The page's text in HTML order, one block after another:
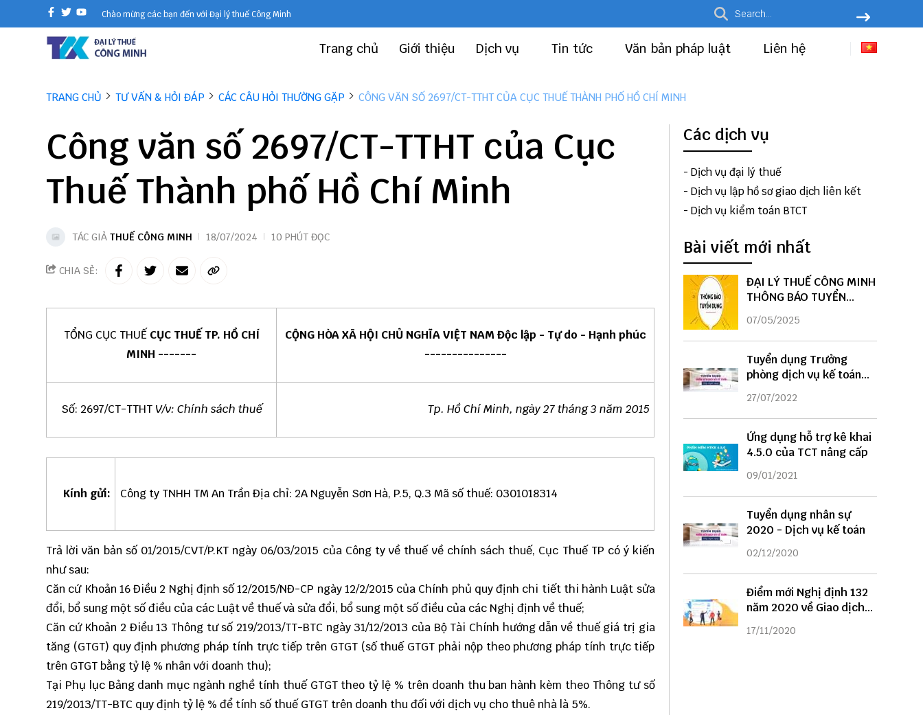
Chào mừng các bạn đến với Đại lý thuế Công Minh
Trang chủ Giới thiệu Dịch vụ Tin tức Văn bản pháp luật Liên hệ
TRANG CHỦ TƯ VẤN & HỎI ĐÁP CÁC CÂU HỎI THƯỜNG GẶP CÔNG VĂN SỐ 2697/CT-TTHT CỦA CỤC THUẾ THÀNH PHỐ HỒ CHÍ MINH
Công văn số 2697/CT-TTHT của Cục
Thuế Thành phố Hồ Chí Minh
TÁC GIẢ THUẾ CÔNG MINH 18/07/2024 10 PHÚT ĐỌC
CHIA SẺ:
TỔNG CỤC THUẾ CỤC THUẾ TP. HỒ CHÍ
MINH -------
CỘNG HÒA XÃ HỘI CHỦ NGHĨA VIỆT NAM Độc lập - Tự do - Hạnh phúc
---------------
Số: 2697/CT-TTHT V/v: Chính sách thuế Tp. Hồ Chí Minh, ngày 27 tháng 3 năm 2015
Kính gửi: Công ty TNHH TM An Trần Địa chỉ: 2A Nguyễn Sơn Hà, P.5, Q.3 Mã số thuế: 0301018314
Trả lời văn bản số 01/2015/CVT/P.KT ngày 06/03/2015 của Công ty về thuế về chính sách thuế, Cục Thuế TP có ý kiến
như sau:
Căn cứ Khoản 16 Điều 2 Nghị định số 12/2015/NĐ-CP ngày 12/2/2015 của Chính phủ quy định chi tiết thi hành Luật sửa
đổi, bổ sung một số điều của các Luật về thuế và sửa đổi, bổ sung một số điều của các Nghị định về thuế;
Căn cứ Khoản 2 Điều 13 Thông tư số 219/2013/TT-BTC ngày 31/12/2013 của Bộ Tài Chính hướng dẫn về thuế giá trị gia
tăng (GTGT) quy định phương pháp tính trực tiếp trên GTGT (số thuế GTGT phải nộp theo phương pháp tính trực tiếp
trên GTGT bằng tỷ lệ % nhân với doanh thu);
Tại Phụ lục Bảng danh mục ngành nghề tính thuế GTGT theo tỷ lệ % trên doanh thu ban hành kèm theo Thông tư số
219/2013/TT-BTC quy định tỷ lệ % để tính số thuế GTGT trên doanh thu đối với dịch vụ cho thuê nhà là 5%.
Các dịch vụ
- Dịch vụ đại lý thuế
- Dịch vụ lập hồ sơ giao dịch liên kết
- Dịch vụ kiểm toán BTCT
Bài viết mới nhất
ĐẠI LÝ THUẾ CÔNG MINH
THÔNG BÁO TUYỂN
DỤNG
07/05/2025
Tuyển dụng Trưởng
phòng dịch vụ kế toán
năm 2022
27/07/2022
Ứng dụng hỗ trợ kê khai
4.5.0 của TCT nâng cấp
09/01/2021
Tuyển dụng nhân sự
2020 - Dịch vụ kế toán
02/12/2020
Điểm mới Nghị định 132
năm 2020 về Giao dịch
liên kết
17/11/2020